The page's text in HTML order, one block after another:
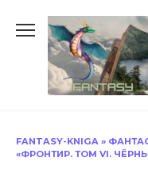
содержанию
FANTASY-KNIGA »
«ФРОНТИР. ТОМ VI.